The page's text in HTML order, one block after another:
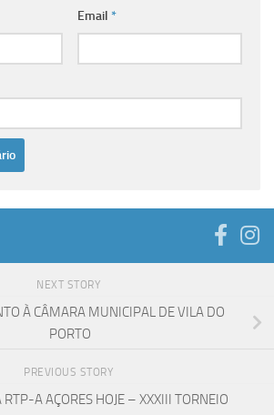
Email *
NEXT STORY
À CÂMARA MUNICIPAL DE VILA DO
PORTO
PREVIOUS STORY
A AÇORES HOJE – XXXIII TORNEIO